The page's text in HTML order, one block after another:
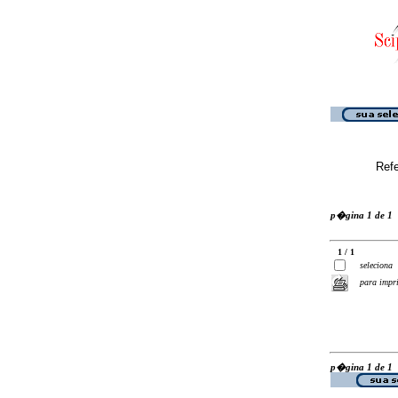
p�gina 1 de 1
1 / 1
seleciona
para
p�gina 1 de 1